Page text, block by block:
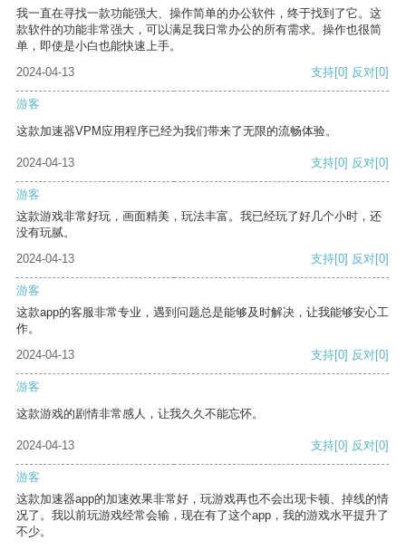
我一直在寻找一款功能强大、操作简单的办公软件，终于找到了它。这
款软件的功能非常强大，可以满足我日常办公的所有需求。操作也很简
单，即使是小白也能快速上手。
2024-04-13
支持[0] 反对[0]
游客
这款加速器VPM应用程序已经为我们带来了无限的流畅体验。
2024-04-13 支持[0] 反对[0]
游客
这款游戏非常好玩，画面精美，玩法丰富。我已经玩了好几个小时，还
没有玩腻。
2024-04-13
支持[0] 反对[0]
游客
这款app的客服非常专业，遇到问题总是能够及时解决，让我能够安心工
作。
2024-04-13
支持[0] 反对[0]
游客
这款游戏的剧情非常感人，让我久久不能忘怀。
2024-04-13 支持[0] 反对[0]
游客
这款加速器app的加速效果非常好，玩游戏再也不会出现卡顿、掉线的情
况了。我以前玩游戏经常会输，现在有了这个app，我的游戏水平提升了
不少。